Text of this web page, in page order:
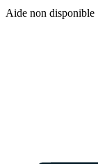
Aide non disponible